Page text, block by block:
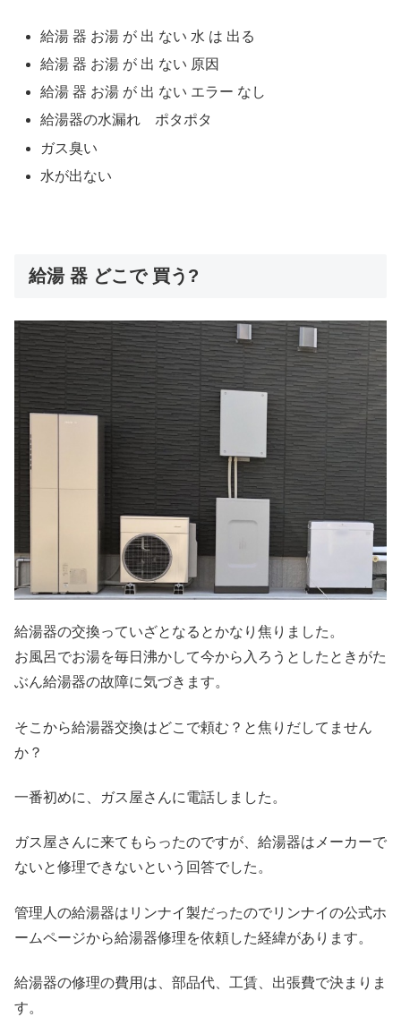
給湯 器 お湯 が 出 ない 水 は 出る
給湯 器 お湯 が 出 ない 原因
給湯 器 お湯 が 出 ない エラー なし
給湯器の水漏れ ポタポタ
ガス臭い
水が出ない
給湯 器 どこで 買う?
給湯器の交換っていざとなるとかなり焦りました。
お風呂でお湯を毎日沸かして今から入ろうとしたときがた
ぶん給湯器の故障に気づきます。
そこから給湯器交換はどこで頼む？と焦りだしてません
か？
一番初めに、ガス屋さんに電話しました。
ガス屋さんに来てもらったのですが、給湯器はメーカーで
ないと修理できないという回答でした。
管理人の給湯器はリンナイ製だったのでリンナイの公式ホ
ームページから給湯器修理を依頼した経緯があります。
給湯器の修理の費用は、部品代、工賃、出張費で決まりま
す。